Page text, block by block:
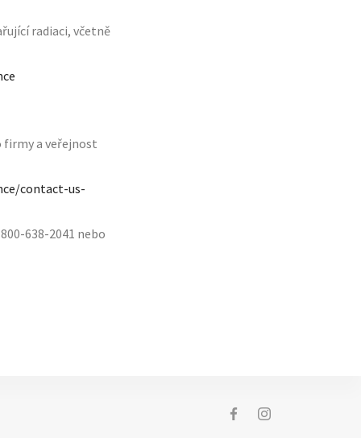
radiaci, včetně
firmy a veřejnost
contact-us-
638-2041 nebo